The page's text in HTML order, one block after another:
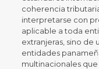
coherencia
interpretarse con
aplicable a toda
extranjeras, sino de
entidades
multinacionales